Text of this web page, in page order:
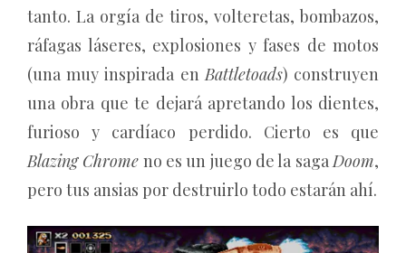
tanto. La orgía de tiros, volteretas, bombazos,
ráfagas láseres, explosiones y fases de motos
(una muy inspirada enBattletoads) construyen
una obra que te dejará apretando los dientes,
furioso y cardíaco perdido. Cierto es que
Blazing Chrome no es un juego de la sagaDoom,
pero tus ansias por destruirlo todo estarán ahí.